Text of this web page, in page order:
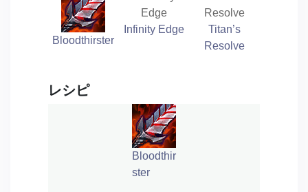
Bloodthirster
Infinity Edge
Titan’s
Resolve
レシピ
Bloodthir
ster